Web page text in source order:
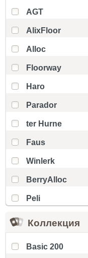
AGT
AlixFloor
Alloc
Floorway
Haro
Parador
ter Hurne
Faus
Winlerk
BerryAlloc
Peli
Коллекция
Basic 200